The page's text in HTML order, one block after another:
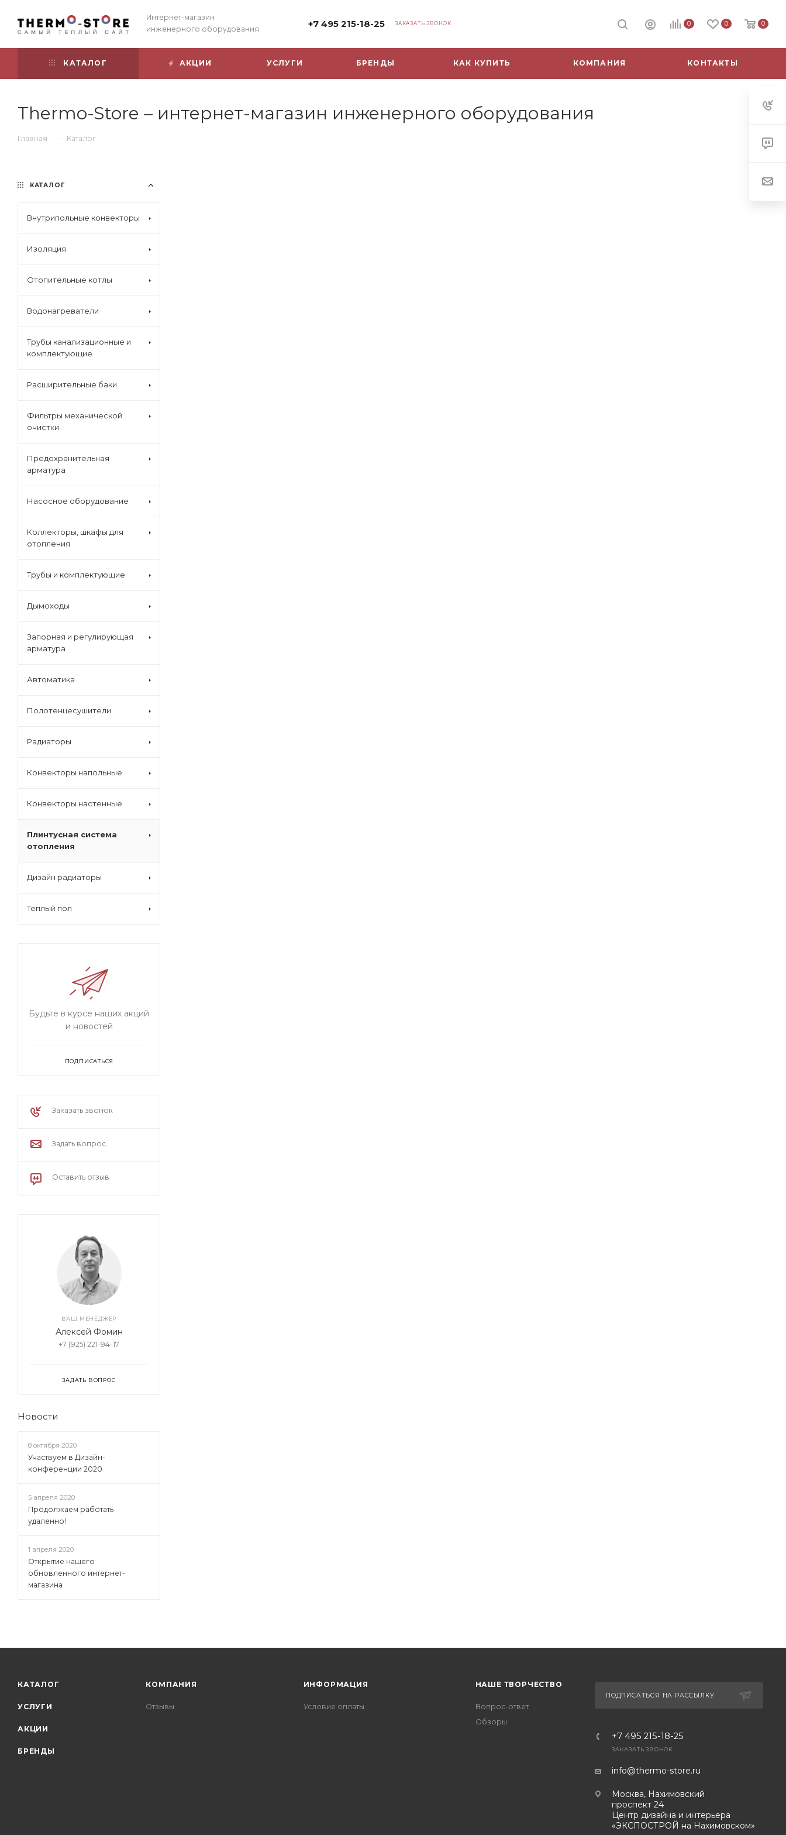
Интернет-магазин
инженерного оборудования
+7 495 215-18-25 ЗАКАЗАТЬ ЗВОНОК 0 0 0
КАТАЛОГ АКЦИИ УСЛУГИ БРЕНДЫ КАК КУПИТЬ КОМПАНИЯ КОНТАКТЫ
Thermo-Store – интернет-магазин инженерного оборудования
Главная — Каталог
КАТАЛОГ
Внутрипольные конвекторы
Изоляция
Отопительные котлы
Водонагреватели
Трубы канализационные и
комплектующие
Расширительные баки
Фильтры механической
очистки
Предохранительная
арматура
Насосное оборудование
Коллекторы, шкафы для
отопления
Трубы и комплектующие
Дымоходы
Запорная и регулирующая
арматура
Автоматика
Полотенцесушители
Радиаторы
Конвекторы напольные
Конвекторы настенные
Плинтусная система
отопления
Дизайн радиаторы
Теплый пол
Будьте в курсе наших акций
и новостей
ПОДПИСАТЬСЯ
Заказать звонок
Задать вопрос
Оставить отзыв
ВАШ МЕНЕДЖЕР
Алексей Фомин
+7 (925) 221-94-17
ЗАДАТЬ ВОПРОС
Новости
8 октября 2020
Участвуем в Дизайн-
конференции 2020
5 апреля 2020
Продолжаем работать
удаленно!
1 апреля 2020
Открытие нашего
обновленного интернет-
магазина
КАТАЛОГ
УСЛУГИ
АКЦИИ
БРЕНДЫ
КОМПАНИЯ
Отзывы
ИНФОРМАЦИЯ
Условие оплаты
НАШЕ ТВОРЧЕСТВО
Вопрос-ответ
Обзоры
ПОДПИСАТЬСЯ НА РАССЫЛКУ
+7 495 215-18-25
ЗАКАЗАТЬ ЗВОНОК
info@thermo-store.ru
Москва, Нахимовский
проспект 24
Центр дизайна и интерьера
«ЭКСПОСТРОЙ на Нахимовском»